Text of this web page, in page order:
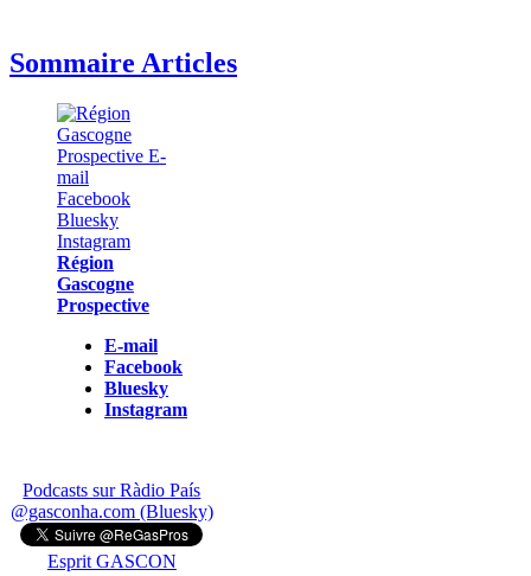
Sommaire Articles
Région
Gascogne
Prospective
E-mail
Facebook
Bluesky
Instagram
Podcasts sur Ràdio País
@gasconha.com (Bluesky)
Esprit GASCON